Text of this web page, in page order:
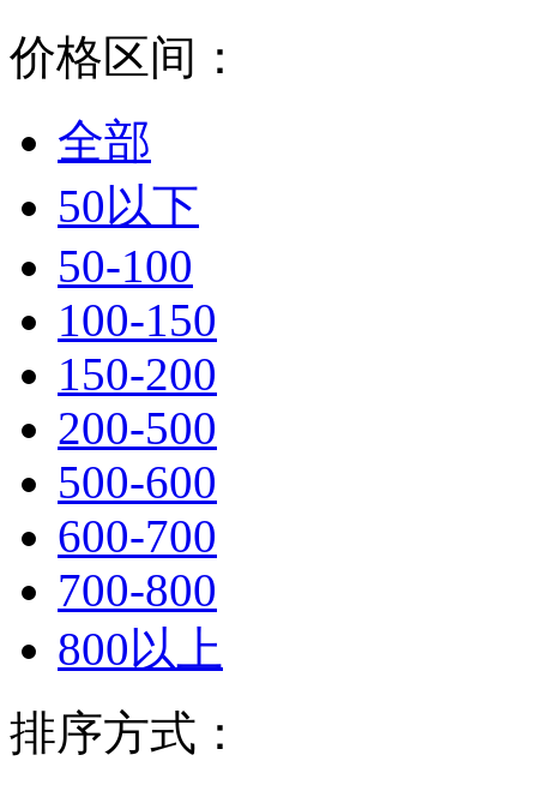
价格区间：
全部
50以下
50-100
100-150
150-200
200-500
500-600
600-700
700-800
800以上
排序方式：